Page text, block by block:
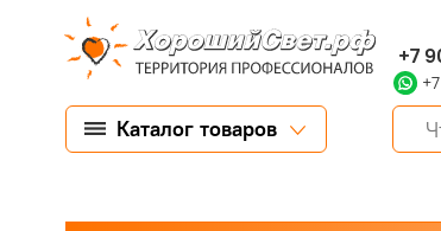
+7
Каталог товаров